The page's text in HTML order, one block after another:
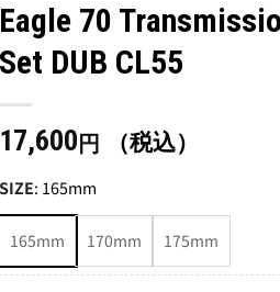
Eagle 70
Set DUB CL55
17,600 円 （税込）
SIZE: 165mm
165mm 170mm 175mm